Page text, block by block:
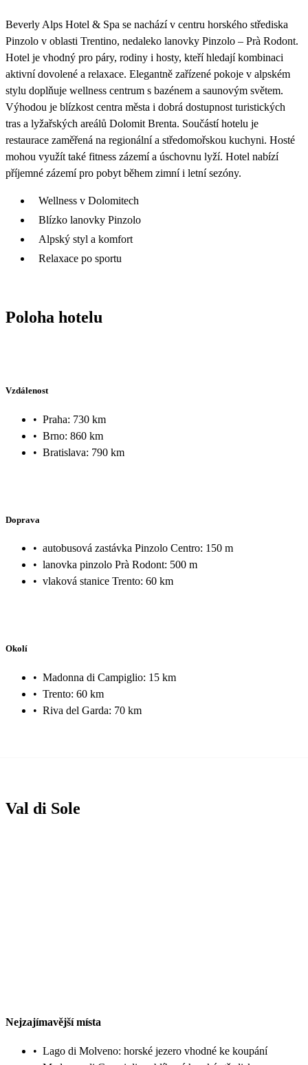
31
10 200
Beverly Alps Hotel & Spa se nachází v centru horského střediska
Pinzolo v oblasti Trentino, nedaleko lanovky Pinzolo – Prà Rodont.
Hotel je vhodný pro páry, rodiny i hosty, kteří hledají kombinaci
aktivní dovolené a relaxace. Elegantně zařízené pokoje v alpském
stylu doplňuje wellness centrum s bazénem a saunovým světem.
Výhodou je blízkost centra města i dobrá dostupnost turistických
tras a lyžařských areálů Dolomit Brenta. Součástí hotelu je
restaurace zaměřená na regionální a středomořskou kuchyni. Hosté
mohou využít také fitness zázemí a úschovnu lyží. Hotel nabízí
příjemné zázemí pro pobyt během zimní i letní sezóny.
Wellness v Dolomitech
Blízko lanovky Pinzolo
Alpský styl a komfort
Relaxace po sportu
Poloha hotelu
Vzdálenost
• Praha: 730 km
• Brno: 860 km
• Bratislava: 790 km
Doprava
• autobusová zastávka Pinzolo Centro: 150 m
• lanovka pinzolo Prà Rodont: 500 m
• vlaková stanice Trento: 60 km
Okolí
• Madonna di Campiglio: 15 km
• Trento: 60 km
• Riva del Garda: 70 km
Val di Sole
Nejzajímavější místa
• Lago di Molveno: horské jezero vhodné ke koupání